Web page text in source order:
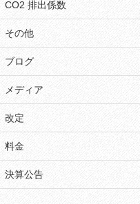
CO2 排出係数
その他
ブログ
メディア
改定
料金
決算公告